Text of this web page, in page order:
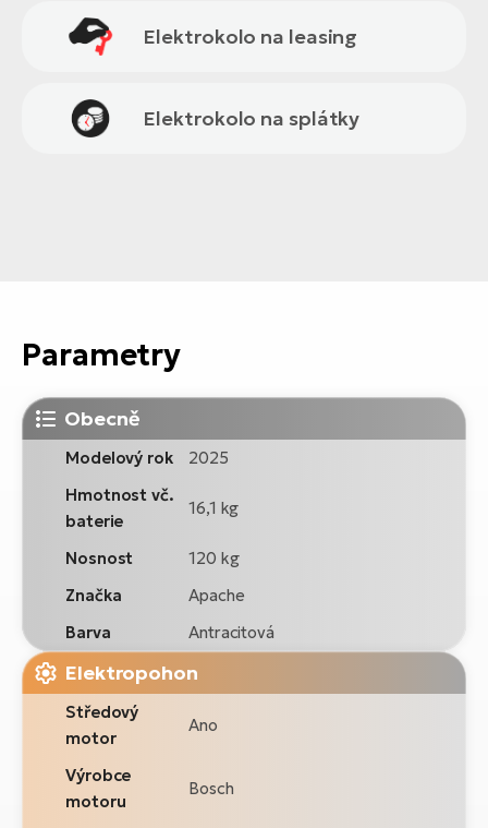
Elektrokolo na leasing
Elektrokolo na splátky
Parametry
Obecně
Modelový rok
2025
Hmotnost vč.
baterie
16,1 kg
Nosnost
120 kg
Značka
Apache
Barva
Antracitová
Elektropohon
Středový
motor
Ano
Výrobce
motoru
Bosch